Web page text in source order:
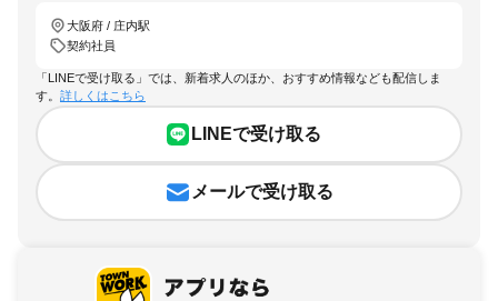
大阪府 / 庄内駅
契約社員
「LINEで受け取る」では、新着求人のほか、おすすめ情報なども配信しま
す。 詳しくはこちら
LINEで受け取る
メールで受け取る